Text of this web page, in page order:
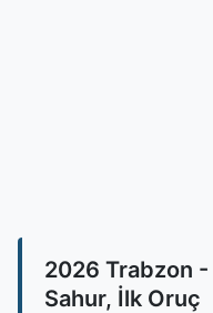
2026 Trabzon
Sahur, İlk Oruç